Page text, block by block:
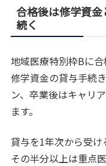
合格後は修学資
続く
地域医療特別枠Bに
修学資金の貸与手続
ン、卒業後はキャリ
ます。
貸与を1年次から受け
その半分以上は重点